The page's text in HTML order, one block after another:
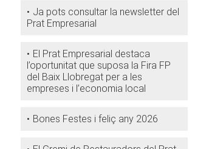
Ja pots consultar la newsletter del
Prat Empresarial
El Prat Empresarial destaca
l’oportunitat que suposa la Fira FP
del Baix Llobregat per a les
empreses i l’economia local
Bones Festes i feliç any 2026